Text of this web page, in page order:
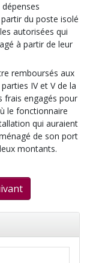
du poste isolé
autorisées qui
à partir de leur
remboursés aux
IV et V de la
frais engagés pour
le fonctionnaire
qui auraient
de son port
montants.